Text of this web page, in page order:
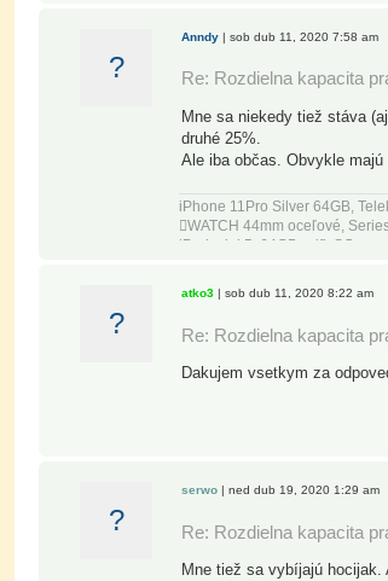
?
Anndy | sob dub 11, 2020 7:58 am
Re: Rozdielna kapacita
Mne sa niekedy tiež stáva
druhé 25%.
Ale iba občas. Obvykle
iPhone 11Pro Silver 64GB,
WATCH 44mm oceľové,
iPad mini 5, 64GB, wifi, SG
?
atko3 | sob dub 11, 2020 8:22 am
Re: Rozdielna kapacita
Dakujem vsetkym za
?
serwo | ned dub 19, 2020 1:29 am
Re: Rozdielna kapacita
Mne tiež sa vybíjajú